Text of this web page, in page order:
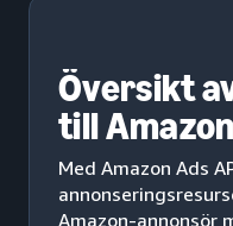
Översikt
till
Med Amazon Ads
Amazon-annonsör